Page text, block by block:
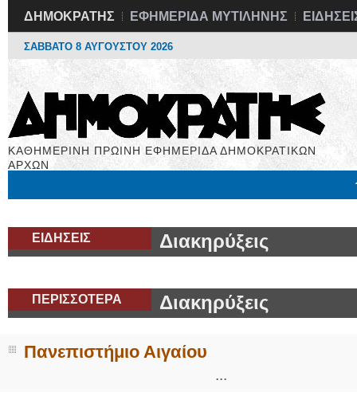
ΔΗΜΟΚΡΑΤΗΣ ΕΦΗΜΕΡΙΔΑ ΜΥΤΙΛΗΝΗΣ
ΣΑΒΒΑΤΟ 8 ΑΥΓΟΥΣΤΟΥ 2026
ΚΑΘΗΜΕΡΙΝΗ ΠΡΩΙΝΗ ΕΦΗΜΕΡΙΔΑ ΔΗΜΟΚΡΑΤΙΚΩΝ
ΑΡΧΩΝ
ΕΙΔΗΣΕΙΣ Διακηρύξεις
ΠΕΡΙΣΣΟΤΕΡΑ Διακηρύξεις
Πανεπιστήμιο Αιγαίου
...